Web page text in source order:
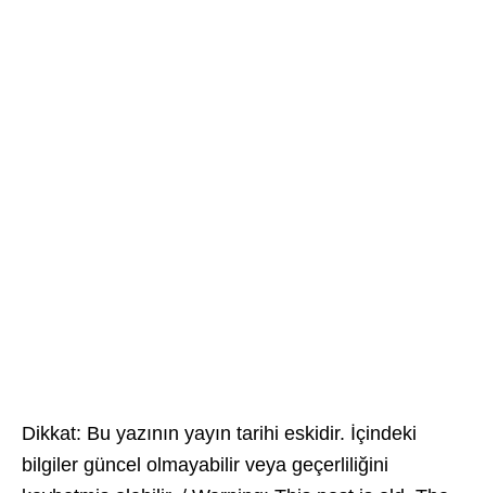
Dikkat: Bu yazının yayın tarihi eskidir. İçindeki
bilgiler güncel olmayabilir veya geçerliliğini